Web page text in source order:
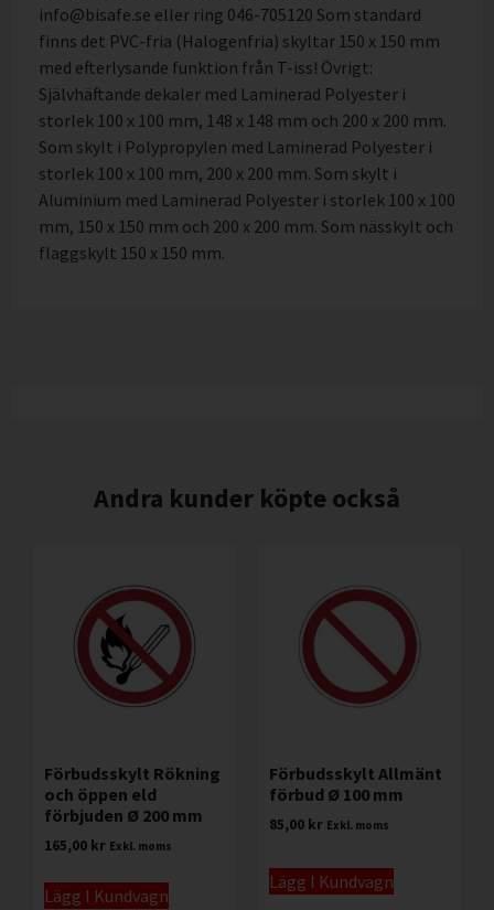
info@bisafe.se eller ring 046-705120 Som standard
finns det PVC-fria (Halogenfria) skyltar 150 x 150 mm
med efterlysande funktion från T-iss! Övrigt:
Självhäftande dekaler med Laminerad Polyester i
storlek 100 x 100 mm, 148 x 148 mm och 200 x 200 mm.
Som skylt i Polypropylen med Laminerad Polyester i
storlek 100 x 100 mm, 200 x 200 mm. Som skylt i
Aluminium med Laminerad Polyester i storlek 100 x 100
mm, 150 x 150 mm och 200 x 200 mm. Som nässkylt och
flaggskylt 150 x 150 mm.
Andra kunder köpte också
Förbudsskylt Rökning
och öppen eld
förbjuden Ø 200 mm
165,00 kr Exkl. moms
Lägg I Kundvagn
Förbudsskylt Allmänt
förbud Ø 100 mm
85,00 kr Exkl. moms
Lägg I Kundvagn